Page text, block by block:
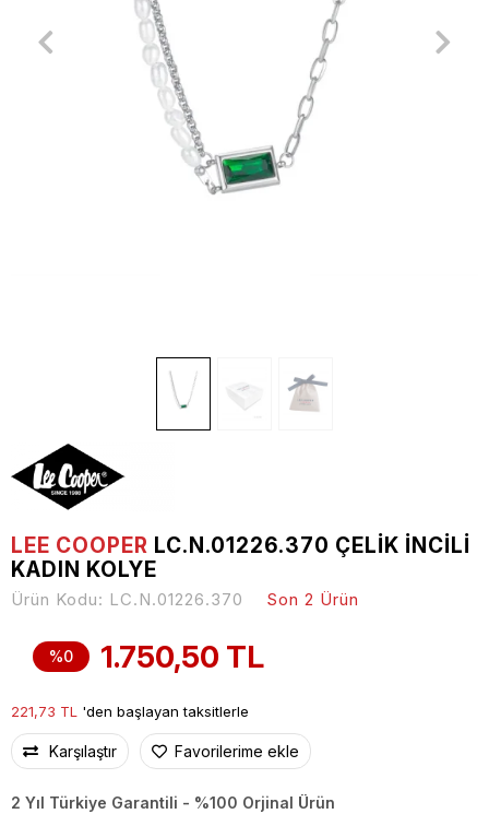
LEE COOPER LC.N.01226.370 ÇELIK İNCILI
KADIN KOLYE
Ürün Kodu: LC.N.01226.370 Son 2 Ürün
%0 1.750,50 TL
221,73 TL 'den başlayan taksitlerle
Karşılaştır Favorilerime ekle
2 Yıl Türkiye Garantili - %100 Orjinal Ürün